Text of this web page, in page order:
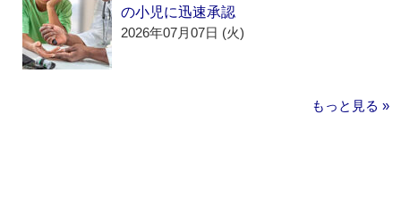
の小児に迅速承認
2026年07月07日 (火)
もっと見る »